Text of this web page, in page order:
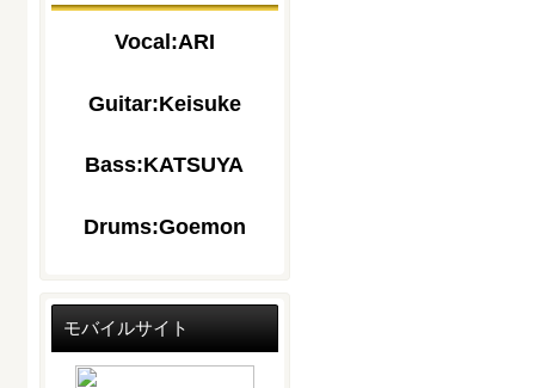
Vocal:ARI
Guitar:Keisuke
Bass:KATSUYA
Drums:Goemon
モバイルサイト